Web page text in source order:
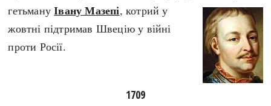
гетьмануІвану Мазепі, котрий у
жовтні підтримав Швецію у війні
проти Росії.
1709